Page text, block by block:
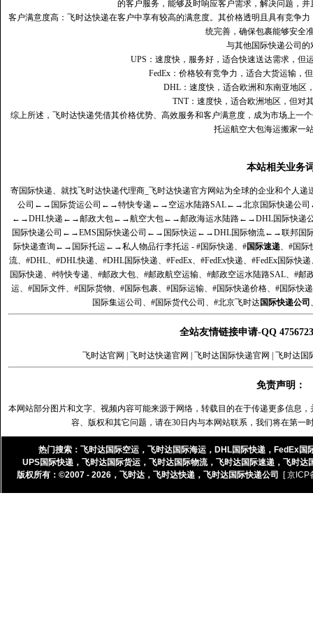
的客户服务，能够及时响应客户需求，解决问题，
客户满意度高‌：飞时达快递在客户中享有较高的满意度。其价格透明且具有竞争
统完善，确保包裹能够安全
与其他国际快递公司的
UPS：速度快，服务好，适合快速送达需求，但
FedEx：价格较有竞争力，适合大货运输，
DHL：速度快，适合欧洲和东南亚地区
TNT：速度快，适合欧洲地区，但对
综上所述，飞时达快递凭借其价格优势、高效服务和客户满意度，成为市场上一
托运航空大包海运搬家一
本站相关业务
寄国际快递、就找飞时达快递代理商_飞时达快递官方网站为全球的企业和个人递
公司 ←→ 国际货运公司 ←→特快专递 ←→ 空运水陆路SAL←→北京国际快递公司
←→DHL快递 ←→邮政大包←→航空大包←→邮政海运水陆路←→DHL国际快递
国际快递公司 ←→EMS国际快递公司 ←→ 国际快运←→DHL国际物流←→联邦国
际快递查询 ←→ 国际托运←→私人物品行李托运 - #国际快递、#国际速递、#国际
流、#DHL、#DHL快递、#DHL国际快递、#FedEx、#FedEx快递、#FedEx国际快
国际快递、#特快专递、#邮政大包、#邮政航空运输、#邮政空运水陆路SAL、#
运、#国际文件、#国际货物、#国际包裹、#国际运输、#国际快递价格、#国际快
国际集运公司、#国际货代公司、#北京飞时达国际快递公司
全站友情链接申请-QQ
飞时达官网 飞时达快递官网 飞时达国际快递官网 飞时达国
免责声明：
本网站部分图片和文字、视频内容可能来源于网络，转载目的在于传递更多信息
容、版权和其它问题，请在30日内与本网站联系，我们将在第一
热门搜索： 飞时达国际空运 ， 飞时达国际海运 ， DHL国际快递 ， FedEx国
UPS国际快递 ， 飞时达国际货运 ， 飞时达国际物流， 飞时达国际速递 ， 飞时达
版权所有：©2007 - 2026， 飞时达， 飞时达快递， 飞时达国际快递公司 [ 京ICP